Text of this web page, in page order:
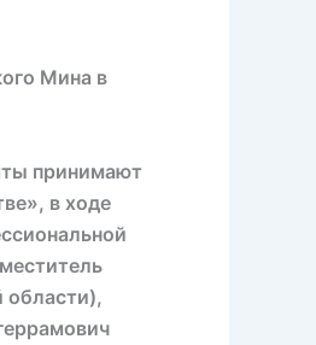
Мина в
принимают
в ходе
области),